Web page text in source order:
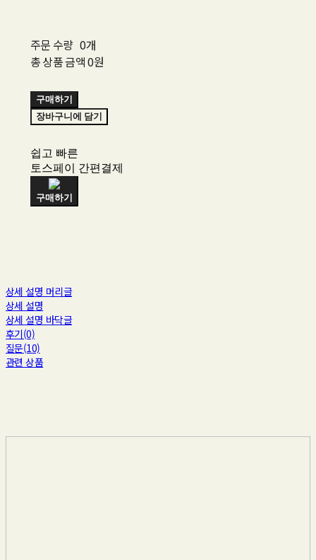
주문 수량 0개
총 상품 금액0원
구매하기
장바구니에 담기
쉽고 빠른
토스페이 간편결제
구매하기
상세 설명 머리글
상세 설명
상세 설명 바닥글
후기(0)
질문(10)
관련 상품